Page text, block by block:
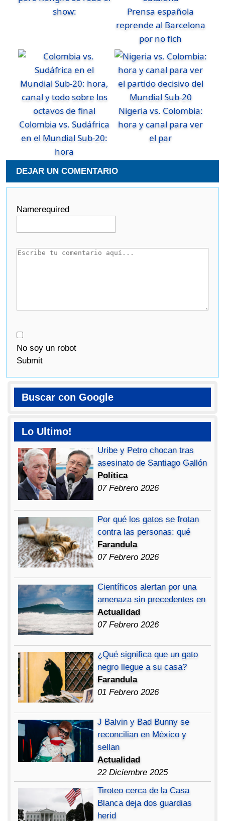
show:
Prensa española
reprende al Barcelona
por no fich
Colombia vs. Sudáfrica
en el Mundial Sub-20:
hora
Nigeria vs. Colombia:
hora y canal para ver
el par
DEJAR UN COMENTARIO
Namerequired
No soy un robot
Submit
Buscar con Google
Lo Ultimo!
Uribe y Petro chocan tras
asesinato de Santiago Gallón
Política
07 Febrero 2026
Por qué los gatos se frotan
contra las personas: qué
Farandula
07 Febrero 2026
Científicos alertan por una
amenaza sin precedentes en
Actualidad
07 Febrero 2026
¿Qué significa que un gato
negro llegue a su casa?
Farandula
01 Febrero 2026
J Balvin y Bad Bunny se
reconcilian en México y
sellan
Actualidad
22 Diciembre 2025
Tiroteo cerca de la Casa
Blanca deja dos guardias
herid